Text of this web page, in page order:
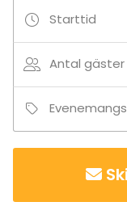
Starttid
Antal gäster